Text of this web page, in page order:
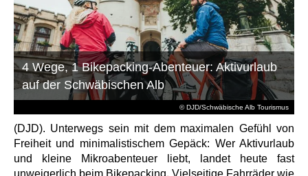
© DJD/Schwäbische Alb Tourismus
4 Wege, 1 Bikepacking-Abenteuer: Aktivurlaub
auf der Schwäbischen Alb
(DJD). Unterwegs sein mit dem maximalen Gefühl von
Freiheit und minimalistischem Gepäck: Wer Aktivurlaub
und kleine Mikroabenteuer liebt, landet heute fast
unweigerlich beim Bikepacking. Vielseitige Fahrräder wie